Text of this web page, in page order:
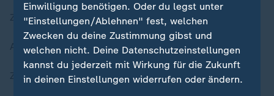
Zuletzt veröffentlicht
Aktuelle Sendungs-Videos
ZDFheute Stories
Einwilligung benötigen. Oder du legst unter
"Einstellungen/Ablehnen" fest, welchen
Zwecken du deine Zustimmung gibst und
welchen nicht. Deine Datenschutzeinstellungen
kannst du jederzeit mit Wirkung für die Zukunft
in deinen Einstellungen widerrufen oder ändern.